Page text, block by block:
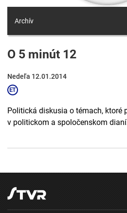
Archív
O 5 minút 12
Nedeľa 12.01.2014
Politická diskusia o témach, ktoré
v politickom a spoločenskom